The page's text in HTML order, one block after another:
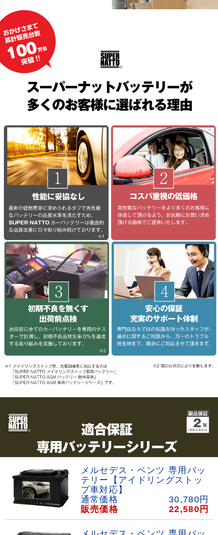
メルセデス・ベンツ 専用バッ
テリー【アイドリングストッ
プ車対応】
通常価格
30,780 円
販売価格
22,580 円